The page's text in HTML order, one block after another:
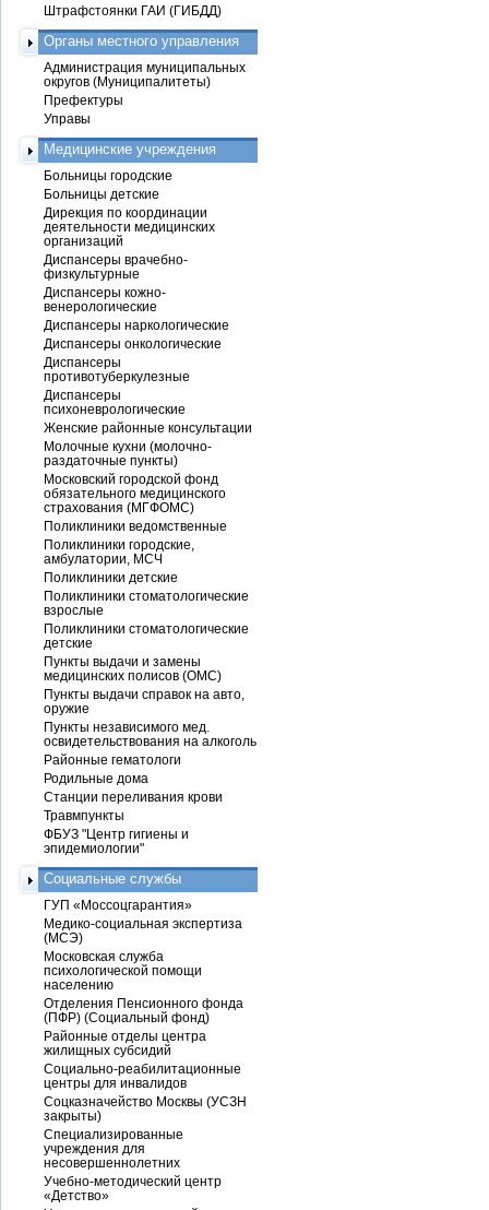
Штрафстоянки ГАИ (ГИБДД)
Органы местного управления
Администрация муниципальных
округов (Муниципалитеты)
Префектуры
Управы
Медицинские учреждения
Больницы городские
Больницы детские
Дирекция по координации
деятельности медицинских
организаций
Диспансеры врачебно-
физкультурные
Диспансеры кожно-
венерологические
Диспансеры наркологические
Диспансеры онкологические
Диспансеры
противотуберкулезные
Диспансеры
психоневрологические
Женские районные консультации
Молочные кухни (молочно-
раздаточные пункты)
Московский городской фонд
обязательного медицинского
страхования (МГФОМС)
Поликлиники ведомственные
Поликлиники городские,
амбулатории, МСЧ
Поликлиники детские
Поликлиники стоматологические
взрослые
Поликлиники стоматологические
детские
Пункты выдачи и замены
медицинских полисов (ОМС)
Пункты выдачи справок на авто,
оружие
Пункты независимого мед.
освидетельствования на алкоголь
Районные гематологи
Родильные дома
Станции переливания крови
Травмпункты
ФБУЗ "Центр гигиены и
эпидемиологии"
Социальные службы
ГУП «Моссоцгарантия»
Медико-социальная экспертиза
(МСЭ)
Московская служба
психологической помощи
населению
Отделения Пенсионного фонда
(ПФР) (Социальный фонд)
Районные отделы центра
жилищных субсидий
Социально-реабилитационные
центры для инвалидов
Соцказначейство Москвы (УСЗН
закрыты)
Специализированные
учреждения для
несовершеннолетних
Учебно-методический центр
«Детство»